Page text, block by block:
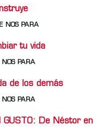
NOS PARA
tu vida
NOS PARA
de los demás
NOS PARA
GUSTO: De Néstor en